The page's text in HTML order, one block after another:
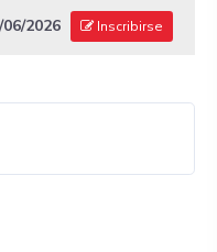
06/2026 Inscribirse